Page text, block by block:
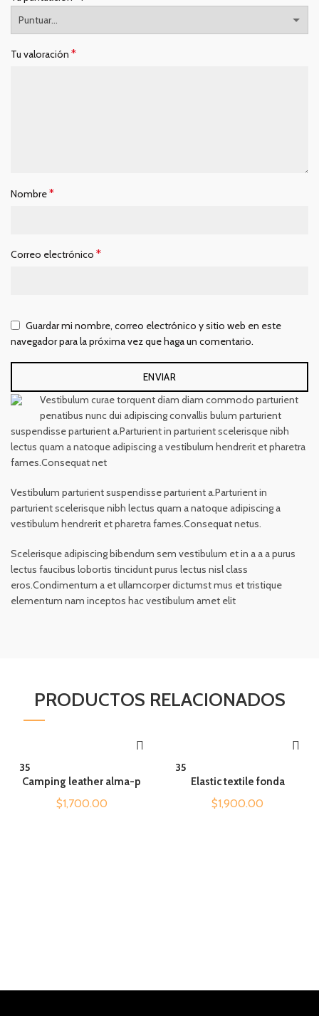
Tu valoración *
Nombre*
Correo electrónico *
Guardar mi nombre, correo electrónico y sitio web en este
navegador para la próxima vez que haga un comentario.
Vestibulum curae torquent diam diam commodo parturient
penatibus nunc dui adipiscing convallis bulum parturient
suspendisse parturient a.Parturient in parturient scelerisque nibh
lectus quam a natoque adipiscing a vestibulum hendrerit et pharetra
fames.Consequat net
Vestibulum parturient suspendisse parturient a.Parturient in
parturient scelerisque nibh lectus quam a natoque adipiscing a
vestibulum hendrerit et pharetra fames.Consequat netus.
Scelerisque adipiscing bibendum sem vestibulum et in a a a purus
lectus faucibus lobortis tincidunt purus lectus nisl class
eros.Condimentum a et ullamcorper dictumst mus et tristique
elementum nam inceptos hac vestibulum amet elit
PRODUCTOS RELACIONADOS
35
Camping leather alma-p
$1,700.00
35
Elastic textile fonda
$1,900.00